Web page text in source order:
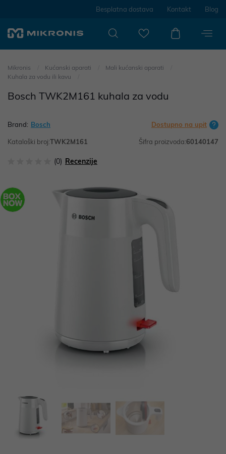
Besplatna dostava Kontakt Blog
Mikronis Kućanski aparati
Mali kućanski aparati
Kuhala za vodu ili kavu
Bosch TWK2M161 kuhala za vodu
Brand: Bosch Dostupno na upit
Kataloški broj:TWK2M161 Šifra proizvoda:60140147
(0) Recenzije